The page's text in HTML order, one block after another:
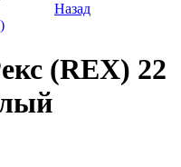
Назад
(REX) 22